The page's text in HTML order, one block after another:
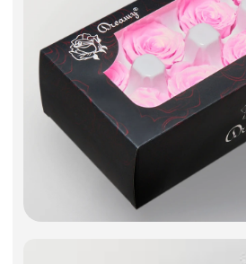
Игрушки мягкие
Изделия из металла
Сухоцветы